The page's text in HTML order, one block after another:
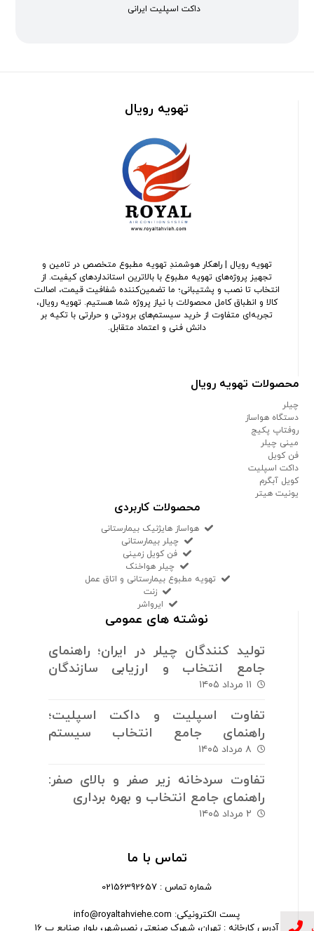
داکت اسپلیت ایرانی
تهویه رویال
تهویه رویال | راهکار هوشمندِ تهویه مطبوع متخصص در تامین و
تجهیز پروژه‌های تهویه مطبوع با بالاترین استانداردهای کیفیت. از
انتخاب تا نصب و پشتیبانی؛ ما تضمین‌کننده شفافیت قیمت، اصالت
کالا و انطباق کامل محصولات با نیاز پروژه شما هستیم. تهویه رویال،
تجربه‌ای متفاوت از خرید سیستم‌های برودتی و حرارتی با تکیه بر
دانش فنی و اعتماد متقابل.
محصولات تهویه رویال
چیلر
دستگاه هواساز
روفتاپ پکیج
مینی چیلر
فن کویل
داکت اسپلیت
کویل آبگرم
یونیت هیتر
محصولات کاربردی
هواساز هایژنیک بیمارستانی
چیلر بیمارستانی
فن کویل زمینی
چیلر هواخنک
تهویه مطبوع بیمارستانی و اتاق عمل
زنت
ایرواشر
نوشته های عمومی
تولید کنندگان چیلر در ایران؛ راهنمای
جامع انتخاب و ارزیابی سازندگان
سیستم های برودتی
۱۱ مرداد ۱۴۰۵
تفاوت اسپلیت و داکت اسپلیت؛
راهنمای جامع انتخاب سیستم
سرمایش و گرمایش
۸ مرداد ۱۴۰۵
تفاوت سردخانه زیر صفر و بالای صفر:
راهنمای جامع انتخاب و بهره برداری
۲ مرداد ۱۴۰۵
تماس با ما
شماره تماس : 02156392657
پست الکترونیکی: info@royaltahviehe.com
آدرس کارخانه : تهران، شهرک صنعتی نصیرشهر، بلوار صنایع پ 16